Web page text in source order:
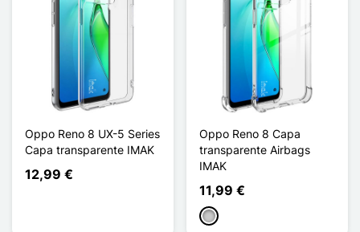
Oppo Reno 8 UX-5 Series
Capa transparente IMAK
12,99 €
Oppo Reno 8 Capa
transparente Airbags
IMAK
11,99 €
Transparente